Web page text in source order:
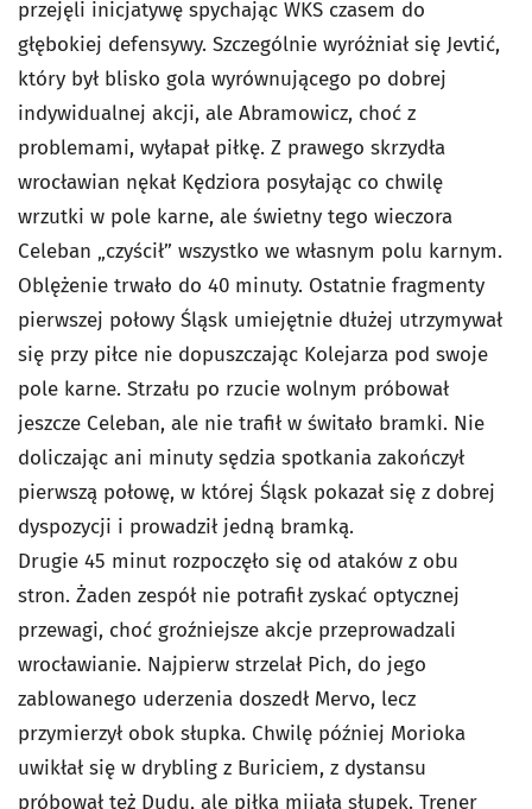
przejęli inicjatywę spychając WKS czasem do
głębokiej defensywy. Szczególnie wyróżniał się Jevtić,
który był blisko gola wyrównującego po dobrej
indywidualnej akcji, ale Abramowicz, choć z
problemami, wyłapał piłkę. Z prawego skrzydła
wrocławian nękał Kędziora posyłając co chwilę
wrzutki w pole karne, ale świetny tego wieczora
Celeban „czyścił” wszystko we własnym polu karnym.
Oblężenie trwało do 40 minuty. Ostatnie fragmenty
pierwszej połowy Śląsk umiejętnie dłużej utrzymywał
się przy piłce nie dopuszczając Kolejarza pod swoje
pole karne. Strzału po rzucie wolnym próbował
jeszcze Celeban, ale nie trafił w świtało bramki. Nie
doliczając ani minuty sędzia spotkania zakończył
pierwszą połowę, w której Śląsk pokazał się z dobrej
dyspozycji i prowadził jedną bramką.
Drugie 45 minut rozpoczęło się od ataków z obu
stron. Żaden zespół nie potrafił zyskać optycznej
przewagi, choć groźniejsze akcje przeprowadzali
wrocławianie. Najpierw strzelał Pich, do jego
zablowanego uderzenia doszedł Mervo, lecz
przymierzył obok słupka. Chwilę później Morioka
uwikłał się w drybling z Buriciem, z dystansu
próbował też Dudu, ale piłka mijała słupek. Trener